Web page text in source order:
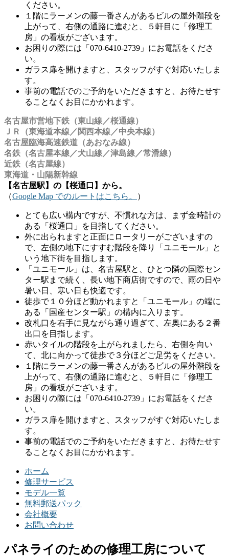
ください。
１階にラーメンの藤一番さんがあるビルの屋外階段を
上がって、右側の通路に進むと、５軒目に「修理工
房」の看板がございます。
お困りの際には「070-6410-2739」にお電話をくださ
い。
ガラス扉を開けますと、スタッフがすぐ対応いたしま
す。
事前の電話でのご予約をいただきますと、お待たせす
ることなくお目にかかれます。
名古屋市営地下鉄（東山線／桜通線）
ＪＲ（東海道本線／関西本線／中央本線）
名古屋臨海高速鉄道（あおなみ線）
名鉄（名古屋本線／犬山線／津島線／常滑線）
近鉄（名古屋線）
東海道・山陽新幹線
【名古屋駅】の【桜通口】から。
（Google Map でのルートはこちら。 ）
とても広い構内ですが、不慣れな方は、まず金時計の
ある「桜通口」を目指してください。
外に出られますと正面にロータリーがございますの
で、左側の地下にすすむ階段を降り「ユニモール」と
いう地下街を目指します。
「ユニモール」は、名古屋駅と、ひとつ隣の国際セン
ター駅まで続く、長い地下商店街ですので、雨の日や
暑い日、寒い日も快適です。
徒歩で１０分ほど動かれますと「ユニモール」の端に
ある「国産センター駅」の構内に入ります。
改札口を右手に見ながら通り過ぎて、左奥にある２番
出口を目指します。
赤いタイルの階段を上がられましたら、右側を向い
て、北に向かって徒歩で３分ほどご足労をください。
１階にラーメンの藤一番さんがあるビルの屋外階段を
上がって、右側の通路に進むと、５軒目に「修理工
房」の看板がございます。
お困りの際には「070-6410-2739」にお電話をくださ
い。
ガラス扉を開けますと、スタッフがすぐ対応いたしま
す。
事前の電話でのご予約をいただきますと、お待たせす
ることなくお目にかかれます。
ホーム
修理サービス
モデル一覧
無料郵送パック
会社概要
お問い合わせ
パネライのための修理工房について